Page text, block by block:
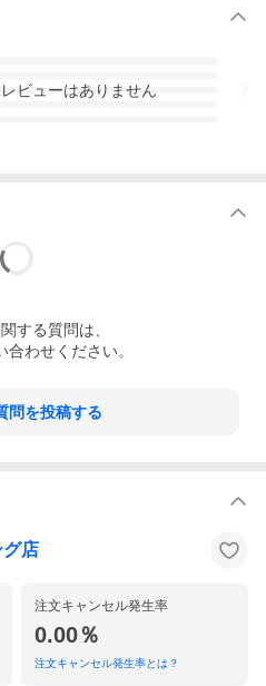
の為、質量・色柄・寸法に個体
ビューはありません
する質問は、
合わせください。
問を投稿する
グ店
注文キャンセル発生率
0.00％
注文キャンセル発生率とは？